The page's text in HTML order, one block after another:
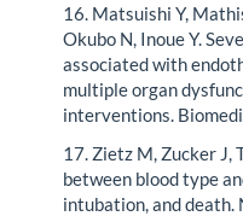
16. Matsuishi Y,
Okubo N, Inoue Y.
associated with
multiple organ
interventions.
17. Zietz M, Zucker J,
between blood type
intubation, and death.